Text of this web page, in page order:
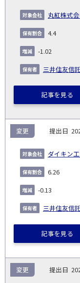
丸紅株式
4.4
-1.02
三井住友信
記事を見る
ダイキン
変更
6.26
-0.13
三井住友信
記事を見る
変更